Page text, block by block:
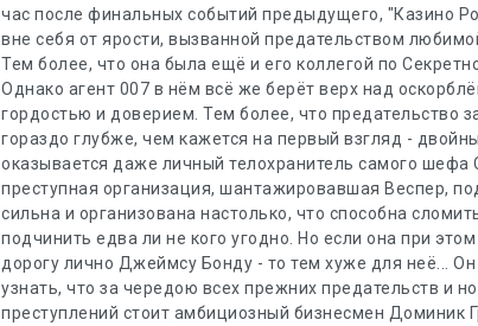
час после финальных событий предыдущего, "Казино
вне себя от ярости, вызванной предательством
Тем более, что она была ещё и его коллегой по
Однако агент 007 в нём всё же берёт верх над
гордостью и доверием. Тем более, что предательство
гораздо глубже, чем кажется на первый взгляд -
оказывается даже личный телохранитель самого шефа
преступная организация, шантажировавшая Веспер,
сильна и организована настолько, что способна
подчинить едва ли не кого угодно. Но если она при
дорогу лично Джеймсу Бонду - то тем хуже для неё... Он
узнать, что за чередою всех прежних предательств и
преступлений стоит амбициозный бизнесмен Доминик